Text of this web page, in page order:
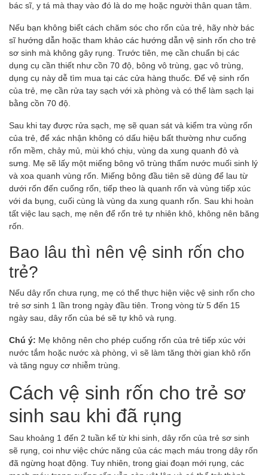
bác sĩ, y tá mà thay vào đó là do mẹ hoặc người thân quan tâm.
Nếu bạn không biết cách chăm sóc cho rốn của trẻ, hãy nhờ bác
sĩ hướng dẫn hoặc tham khảo các hướng dẫn vệ sinh rốn cho trẻ
sơ sinh mà không gây rụng. Trước tiên, mẹ cần chuẩn bị các
dụng cụ cần thiết như cồn 70 độ, bông vô trùng, gạc vô trùng,
dụng cụ này dễ tìm mua tại các cửa hàng thuốc. Để vệ sinh rốn
của trẻ, mẹ cần rửa tay sạch với xà phòng và có thể làm sạch lại
bằng cồn 70 độ.
Sau khi tay được rửa sạch, mẹ sẽ quan sát và kiểm tra vùng rốn
của trẻ, để xác nhận không có dấu hiệu bất thường như cuống
rốn mềm, chảy mủ, mùi khó chịu, vùng da xung quanh đỏ và
sưng. Mẹ sẽ lấy một miếng bông vô trùng thấm nước muối sinh lý
và xoa quanh vùng rốn. Miếng bông đầu tiên sẽ dùng để lau từ
dưới rốn đến cuống rốn, tiếp theo là quanh rốn và vùng tiếp xúc
với da bụng, cuối cùng là vùng da xung quanh rốn. Sau khi hoàn
tất việc lau sạch, mẹ nên để rốn trẻ tự nhiên khô, không nên băng
rốn.
Bao lâu thì nên vệ sinh rốn cho
trẻ?
Nếu dây rốn chưa rụng, mẹ có thể thực hiện việc vệ sinh rốn cho
trẻ sơ sinh 1 lần trong ngày đầu tiên. Trong vòng từ 5 đến 15
ngày sau, dây rốn của bé sẽ tự khô và rụng.
Chú ý: Mẹ không nên cho phép cuống rốn của trẻ tiếp xúc với
nước tắm hoặc nước xà phòng, vì sẽ làm tăng thời gian khô rốn
và tăng nguy cơ nhiễm trùng.
Cách vệ sinh rốn cho trẻ sơ
sinh sau khi đã rụng
Sau khoảng 1 đến 2 tuần kể từ khi sinh, dây rốn của trẻ sơ sinh
sẽ rụng, coi như việc chức năng của các mạch máu trong dây rốn
đã ngừng hoạt động. Tuy nhiên, trong giai đoạn mới rụng, các